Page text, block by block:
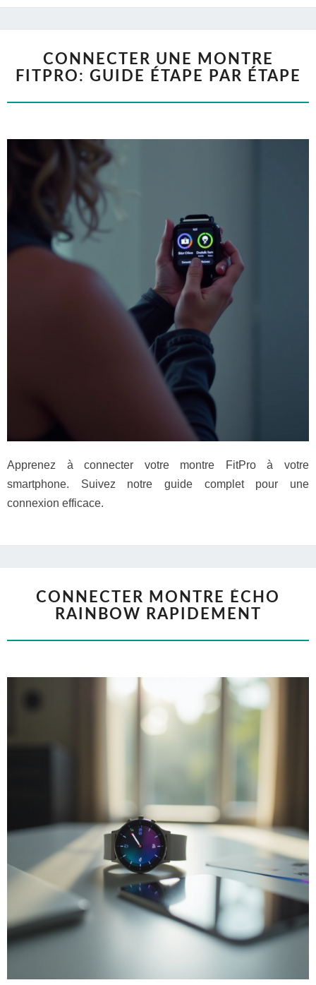
CONNECTER UNE MONTRE
FITPRO: GUIDE ÉTAPE PAR ÉTAPE
Apprenez à connecter votre montre FitPro à votre
smartphone. Suivez notre guide complet pour une
connexion efficace.
CONNECTER MONTRE ÉCHO
RAINBOW RAPIDEMENT